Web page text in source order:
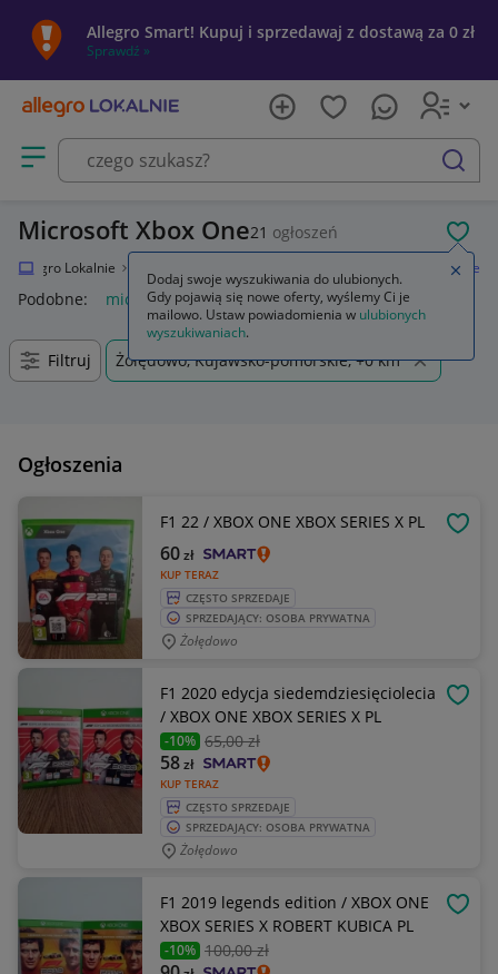
Allegro Smart! Kupuj i sprzedawaj z dostawą za 0 zł
Sprawdź »
Otwórz menu z kategoriami
szukaj
Microsoft Xbox One21 ogłoszeń
Allegro Lokalnie Microsoft Xbox One
Podobne: microsoft xbox one
Filtruj Żołędowo, Kujawsko-pomorskie, +0 km
Ogłoszenia
F1 22 / XBOX ONE XBOX SERIES X PL
KUP TERAZ
60zł
CZĘSTO SPRZEDAJE
SPRZEDAJĄCY: OSOBA PRYWATNA
Żołędowo
F1 2020 edycja siedemdziesięciolecia
/ XBOX ONE XBOX SERIES X PL
-10% 65,00 zł
KUP TERAZ
58zł
CZĘSTO SPRZEDAJE
SPRZEDAJĄCY: OSOBA PRYWATNA
Żołędowo
F1 2019 legends edition / XBOX ONE
XBOX SERIES X ROBERT KUBICA PL
-10% 100,00 zł
Dodaj swoje wyszukiwania do ulubionych.
Gdy pojawią się nowe oferty, wyślemy Ci je
mailowo. Ustaw powiadomienia w ulubionych
wyszukiwaniach.